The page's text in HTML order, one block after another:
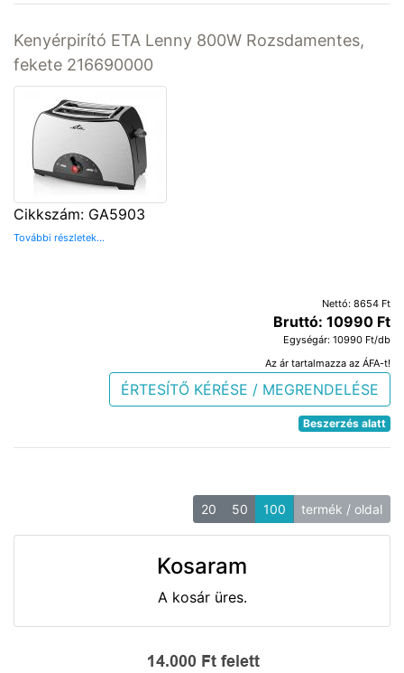
Kenyérpirító ETA Lenny 800W Rozsdamentes,
fekete 216690000
Cikkszám: GA5903
További részletek...
Nettó: 8654 Ft
Bruttó: 10990 Ft
Egységár: 10990 Ft/db
Az ár tartalmazza az ÁFA-t!
ÉRTESÍTŐ KÉRÉSE / MEGRENDELÉSE
Beszerzés alatt
20 50 100 termék / oldal
Kosaram
A kosár üres.